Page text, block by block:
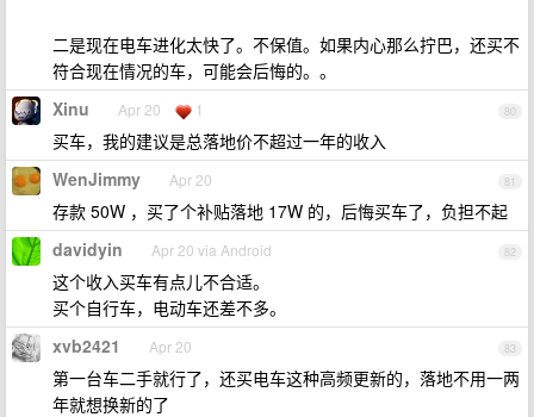
二是现在电车进化太快了。不保值。如果内心那么拧巴，还买不
符合现在情况的车，可能会后悔的。。
80
Xinu Apr 20 1
买车，我的建议是总落地价不超过一年的收入
81
WenJimmy Apr 20
存款 50W ，买了个补贴落地 17W 的，后悔买车了，负担不起
82
davidyin Apr 20 via Android
这个收入买车有点儿不合适。
买个自行车，电动车还差不多。
83
xvb2421 Apr 20
第一台车二手就行了，还买电车这种高频更新的，落地不用一两
年就想换新的了